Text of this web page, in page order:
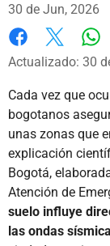
30 de Jun, 2026
Facebook
X
Actualizado: 30
Cada vez que
bogotanos
unas zonas que
explicación
Bogotá,
Atención de
suelo influye
las ondas